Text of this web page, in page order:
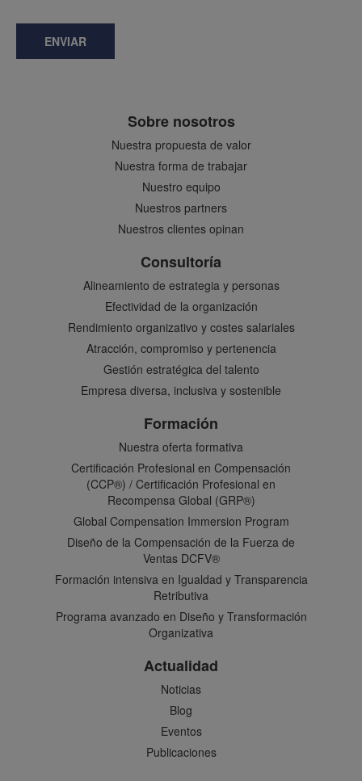
ENVIAR
Sobre nosotros
Nuestra propuesta de valor
Nuestra forma de trabajar
Nuestro equipo
Nuestros partners
Nuestros clientes opinan
Consultoría
Alineamiento de estrategia y personas
Efectividad de la organización
Rendimiento organizativo y costes salariales
Atracción, compromiso y pertenencia
Gestión estratégica del talento
Empresa diversa, inclusiva y sostenible
Formación
Nuestra oferta formativa
Certificación Profesional en Compensación
(CCP®) / Certificación Profesional en
Recompensa Global (GRP®)
Global Compensation Immersion Program
Diseño de la Compensación de la Fuerza de
Ventas DCFV®
Formación intensiva en Igualdad y Transparencia
Retributiva
Programa avanzado en Diseño y Transformación
Organizativa
Actualidad
Noticias
Blog
Eventos
Publicaciones